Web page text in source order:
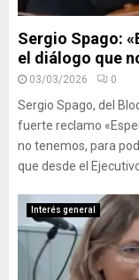
Sergio Spago:
el diálogo que
03/03/2026 0
Sergio Spago, del
fuerte reclamo
no tenemos, para
que desde el
Interés general